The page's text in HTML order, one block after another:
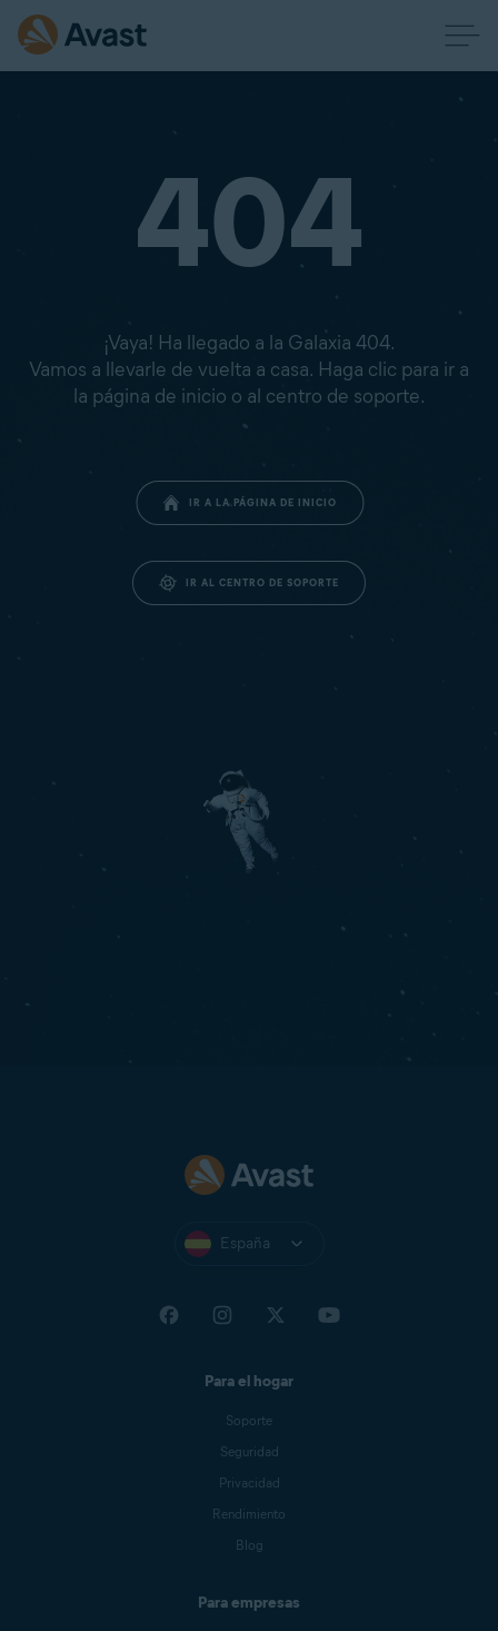
404
¡Vaya! Ha llegado a la Galaxia 404.
Vamos a llevarle de vuelta a casa. Haga clic para ir a
la página de inicio o al centro de soporte.
IR A LA PÁGINA DE INICIO
IR AL CENTRO DE SOPORTE
España
Para el hogar
Soporte
Seguridad
Privacidad
Rendimiento
Blog
Para empresas